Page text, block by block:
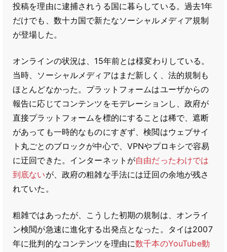
投稿を理由に逮捕されうる国に暮らしている。過去1年
だけでも、数十カ国で新たなソーシャルメディア規制
が登場した。
オンラインの状況は、15年前とは様変わりしている。
当時、ソーシャルメディアはまだ新しく、法的規制も
ほとんどなかった。プラットフォームはユーザからの
報告に応じてコンテンツをモデレーションし、政府が
直接プラットフォームを標的にすることは稀で、遮断
があっても一時的なものにすぎず、検閲はウェブサイ
ト丸ごとのブロックが中心で、VPNやプロキシで容易
に迂回できた。インターネットが自由だったわけでは
到底ないが、政府の粗雑な手法には迂回の余地が残さ
れていた。
粗雑ではあったが、こうした初期の規制は、オンライ
ン検閲が急速に進化する出発点となった。タイは2007
年に批判的なコンテンツを理由に数千本のYouTube動